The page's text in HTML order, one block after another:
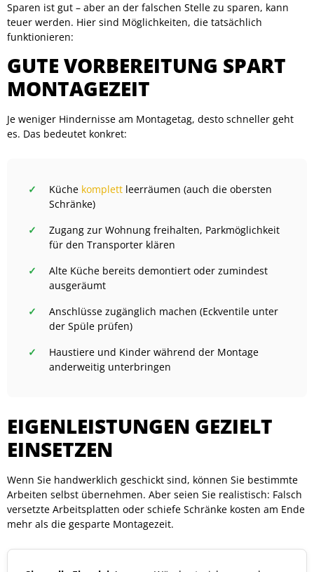
Sparen ist gut – aber an der falschen Stelle zu sparen, kann
teuer werden. Hier sind Möglichkeiten, die tatsächlich
funktionieren:
GUTE VORBEREITUNG SPART
MONTAGEZEIT
Je weniger Hindernisse am Montagetag, desto schneller geht
es. Das bedeutet konkret:
Küche komplett leerräumen (auch die obersten
Schränke)
Zugang zur Wohnung freihalten, Parkmöglichkeit
für den Transporter klären
Alte Küche bereits demontiert oder zumindest
ausgeräumt
Anschlüsse zugänglich machen (Eckventile unter
der Spüle prüfen)
Haustiere und Kinder während der Montage
anderweitig unterbringen
EIGENLEISTUNGEN GEZIELT
EINSETZEN
Wenn Sie handwerklich geschickt sind, können Sie bestimmte
Arbeiten selbst übernehmen. Aber seien Sie realistisch: Falsch
versetzte Arbeitsplatten oder schiefe Schränke kosten am Ende
mehr als die gesparte Montagezeit.